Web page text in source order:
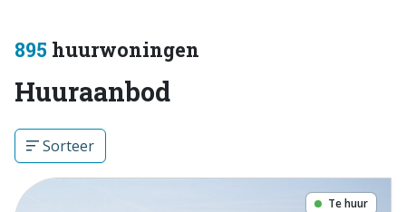
895 huurwoningen
Huuraanbod
Sorteer
Te huur